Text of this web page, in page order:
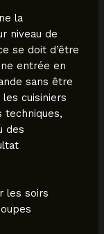
la
niveau de
se doit d’être
entrée en
sans être
cuisiniers
techniques,
des
les soirs